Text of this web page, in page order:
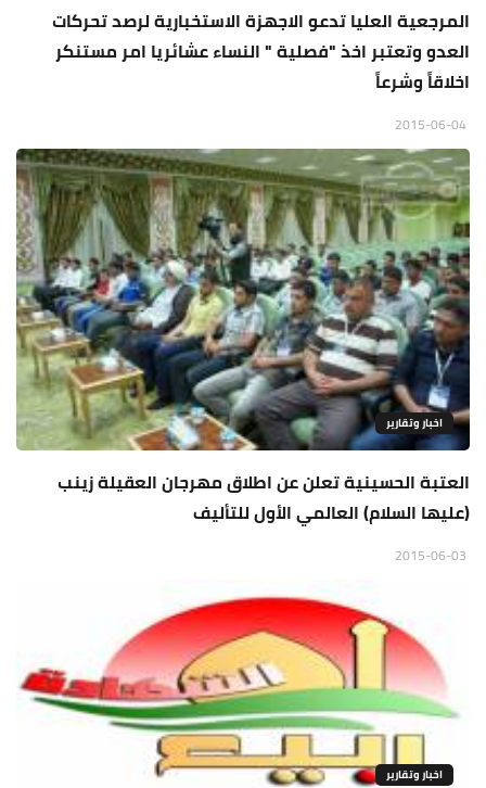
المرجعية العليا تدعو الاجهزة الاستخبارية لرصد تحركات
العدو وتعتبر اخذ "فصلية " النساء عشائريا امر مستنكر
اخلاقاً وشرعاً
اخبار وتقارير
العتبة الحسينية تعلن عن اطلاق مهرجان العقيلة زينب
(عليها السلام) العالمي الأول للتأليف
اخبار وتقارير